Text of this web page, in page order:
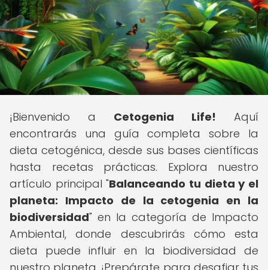
¡Bienvenido a Cetogenia Life! Aquí
encontrarás una guía completa sobre la
dieta cetogénica, desde sus bases científicas
hasta recetas prácticas. Explora nuestro
artículo principal "Balanceando tu dieta y el
planeta: Impacto de la cetogenia en la
biodiversidad" en la categoría de Impacto
Ambiental, donde descubrirás cómo esta
dieta puede influir en la biodiversidad de